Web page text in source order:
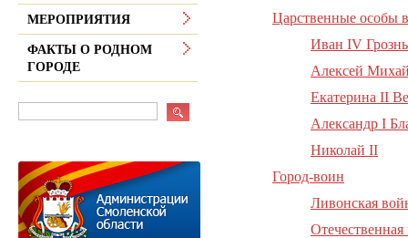
Царственные особы
Иван IV
Алексей
Екатерина II
Александр I
Николай II
Город-воин
Ливонская
Отечественная
МЕРОПРИЯТИЯ
ФАКТЫ О РОДНОМ
ГОРОДЕ